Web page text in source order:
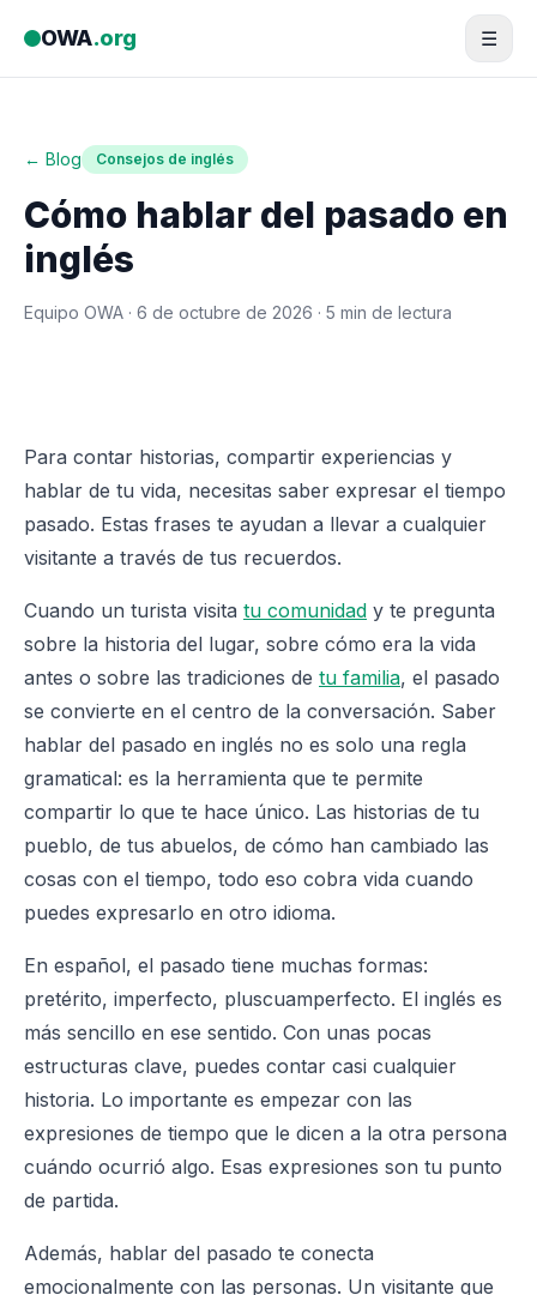
OWA.org ☰
← Blog Consejos de inglés
Cómo hablar del pasado en
inglés
Equipo OWA · 6 de octubre de 2026 · 5 min de lectura
Para contar historias, compartir experiencias y
hablar de tu vida, necesitas saber expresar el tiempo
pasado. Estas frases te ayudan a llevar a cualquier
visitante a través de tus recuerdos.
Cuando un turista visita tu comunidad y te pregunta
sobre la historia del lugar, sobre cómo era la vida
antes o sobre las tradiciones de tu familia, el pasado
se convierte en el centro de la conversación. Saber
hablar del pasado en inglés no es solo una regla
gramatical: es la herramienta que te permite
compartir lo que te hace único. Las historias de tu
pueblo, de tus abuelos, de cómo han cambiado las
cosas con el tiempo, todo eso cobra vida cuando
puedes expresarlo en otro idioma.
En español, el pasado tiene muchas formas:
pretérito, imperfecto, pluscuamperfecto. El inglés es
más sencillo en ese sentido. Con unas pocas
estructuras clave, puedes contar casi cualquier
historia. Lo importante es empezar con las
expresiones de tiempo que le dicen a la otra persona
cuándo ocurrió algo. Esas expresiones son tu punto
de partida.
Además, hablar del pasado te conecta
emocionalmente con las personas. Un visitante que